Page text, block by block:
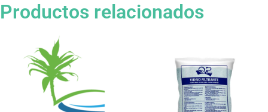
Productos relacionados